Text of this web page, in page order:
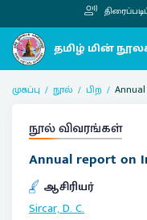
முகப்பு நூல் பிற Annual
நூல் விவரங்கள்
Annual report on
ஆசிரியர்
Sircar, D. C.